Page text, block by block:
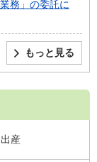
務」の委託に
もっと見る
産